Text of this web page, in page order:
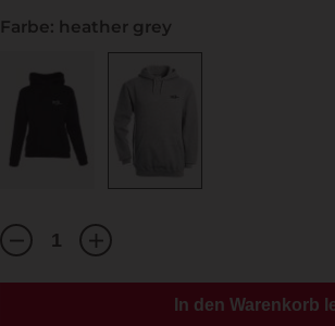
Farbe: heather grey
In den Warenkorb